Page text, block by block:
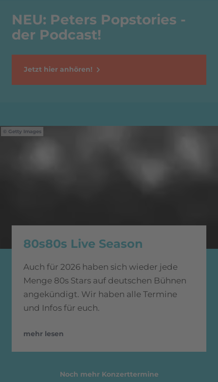
NEU: Peters Popstories -
der Podcast!
Jetzt hier anhören!
Getty Images
80s80s Live Season
Auch für 2026 haben sich wieder jede
Menge 80s Stars auf deutschen Bühnen
angekündigt. Wir haben alle Termine
und Infos für euch.
mehr lesen
Noch mehr Konzerttermine